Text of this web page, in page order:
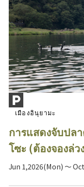
เมืองอินุยามะ
การแสดงจับปล
โซะ (ต้องจองล่
Jun 1,2026(Mon) ～